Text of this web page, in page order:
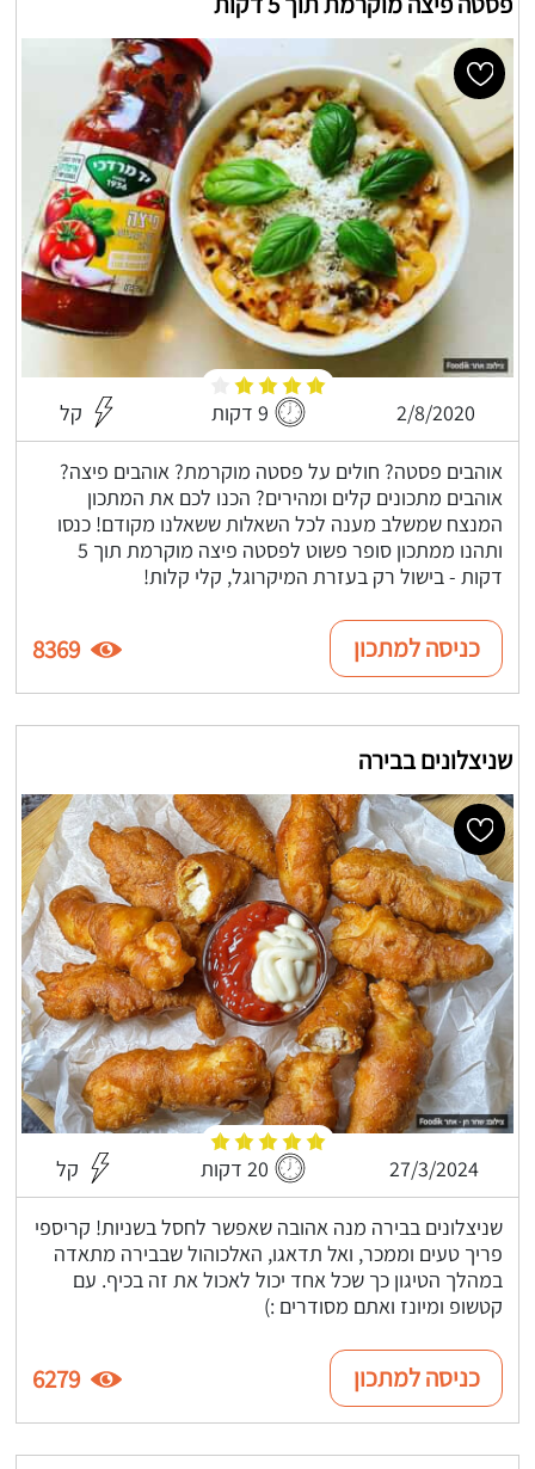
2/8/2020 9 דקות קל
אוהבים פסטה? חולים על פסטה מוקרמת? אוהבים פיצה?
אוהבים מתכונים קלים ומהירים? הכנו לכם את המתכון
המנצח שמשלב מענה לכל השאלות ששאלנו מקודם! כנסו
ותהנו ממתכון סופר פשוט לפסטה פיצה מוקרמת תוך 5
דקות - בישול רק בעזרת המיקרוגל, קלי קלות!
כניסה למתכון 8369
שניצלונים בבירה
27/3/2024 20 דקות קל
שניצלונים בבירה מנה אהובה שאפשר לחסל בשניות! קריספי
פריך טעים וממכר, ואל תדאגו, האלכוהול שבבירה מתאדה
במהלך הטיגון כך שכל אחד יכול לאכול את זה בכיף. עם
קטשופ ומיונז ואתם מסודרים :)
כניסה למתכון 6279